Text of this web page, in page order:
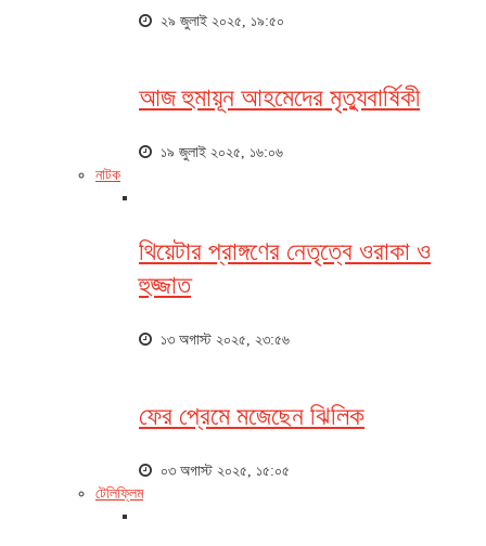
২৯ জুলাই ২০২৫, ১৯:৫০
আজ হুমায়ূন আহমেদের মৃত্যুবার্ষিকী
১৯ জুলাই ২০২৫, ১৬:০৬
নাটক
থিয়েটার প্রাঙ্গণের নেতৃত্বে ওরাকা ও
হুজ্জাত
১৩ অগাস্ট ২০২৫, ২৩:৫৬
ফের প্রেমে মজেছেন ঝিলিক
০৩ অগাস্ট ২০২৫, ১৫:০৫
টেলিফ্লিম